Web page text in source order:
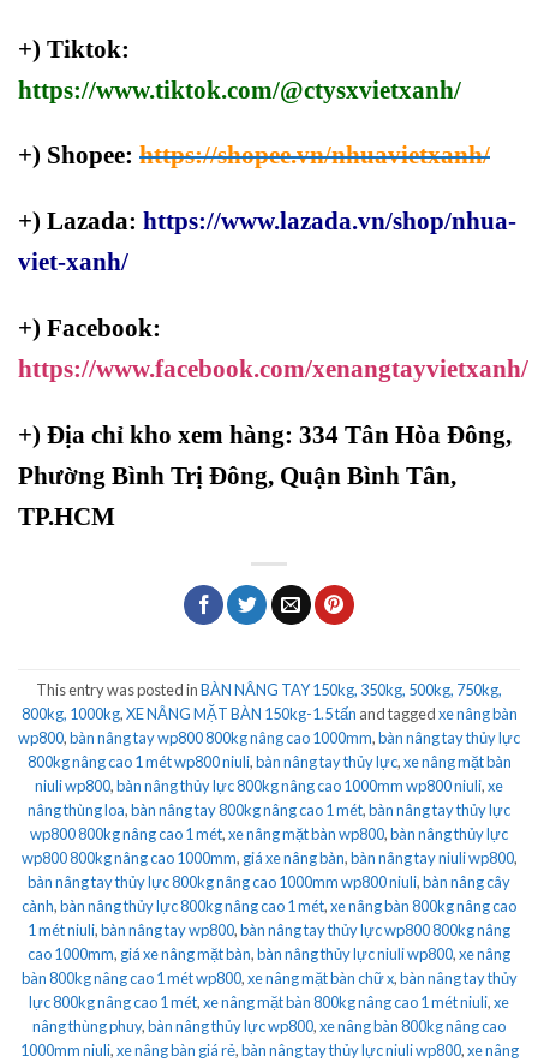
+) Tiktok:
https://www.tiktok.com/@ctysxvietxanh/
+) Shopee: https://shopee.vn/nhuavietxanh/
+) Lazada: https://www.lazada.vn/shop/nhua-
viet-xanh/
+) Facebook:
https://www.facebook.com/xenangtayvietxanh/
+) Địa chỉ kho xem hàng: 334 Tân Hòa Đông,
Phường Bình Trị Đông, Quận Bình Tân,
TP.HCM
This entry was posted inBÀN NÂNG TAY 150kg, 350kg, 500kg, 750kg,
800kg, 1000kg,XE NÂNG MẶT BÀN 150kg-1.5 tấn and taggedxe nâng bàn
wp800,bàn nâng tay wp800 800kg nâng cao 1000mm,bàn nâng tay thủy lực
800kg nâng cao 1 mét wp800 niuli,bàn nâng tay thủy lực,xe nâng mặt bàn
niuli wp800,bàn nâng thủy lực 800kg nâng cao 1000mm wp800 niuli,xe
nâng thùng loa,bàn nâng tay 800kg nâng cao 1 mét,bàn nâng tay thủy lực
wp800 800kg nâng cao 1 mét,xe nâng mặt bàn wp800,bàn nâng thủy lực
wp800 800kg nâng cao 1000mm, giá xe nâng bàn,bàn nâng tay niuli wp800,
bàn nâng tay thủy lực 800kg nâng cao 1000mm wp800 niuli,bàn nâng cây
cành,bàn nâng thủy lực 800kg nâng cao 1 mét,xe nâng bàn 800kg nâng cao
1 mét niuli,bàn nâng tay wp800,bàn nâng tay thủy lực wp800 800kg nâng
cao 1000mm, giá xe nâng mặt bàn,bàn nâng thủy lực niuli wp800,xe nâng
bàn 800kg nâng cao 1 mét wp800,xe nâng mặt bàn chữ x,bàn nâng tay thủy
lực 800kg nâng cao 1 mét,xe nâng mặt bàn 800kg nâng cao 1 mét niuli,xe
nâng thùng phuy,bàn nâng thủy lực wp800,xe nâng bàn 800kg nâng cao
1000mm niuli,xe nâng bàn giá rẻ,bàn nâng tay thủy lực niuli wp800,xe nâng